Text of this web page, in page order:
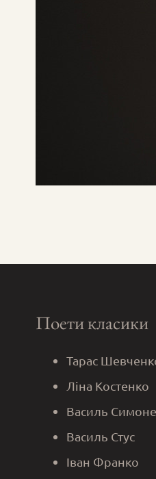
Поети класики
Тарас
Ліна Костенко
Василь
Василь Стус
Іван Франко